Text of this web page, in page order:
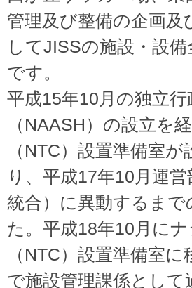
管理及び整備の企画
してJISSの施設・設
です。
平成15年10月の独立
（NAASH）の設立を
（NTC）設置準備室
り、平成17年10月運
統合）に異動するま
た。平成18年10月に
（NTC）設置準備室
で施設管理課係とし